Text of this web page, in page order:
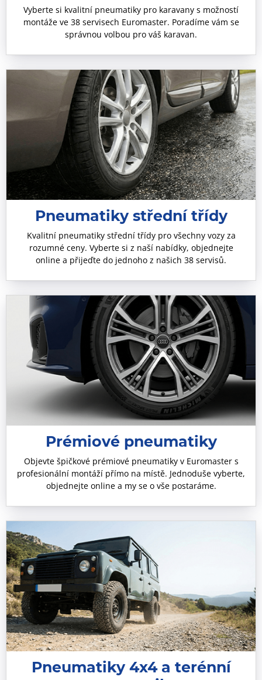
Vyberte si kvalitní pneumatiky pro karavany s možností
montáže ve 38 servisech Euromaster. Poradíme vám se
správnou volbou pro váš karavan.
Pneumatiky střední třídy
Kvalitní pneumatiky střední třídy pro všechny vozy za
rozumné ceny. Vyberte si z naší nabídky, objednejte
online a přijeďte do jednoho z našich 38 servisů.
Prémiové pneumatiky
Objevte špičkové prémiové pneumatiky v Euromaster s
profesionální montáží přímo na místě. Jednoduše vyberte,
objednejte online a my se o vše postaráme.
Pneumatiky 4x4 a terénní